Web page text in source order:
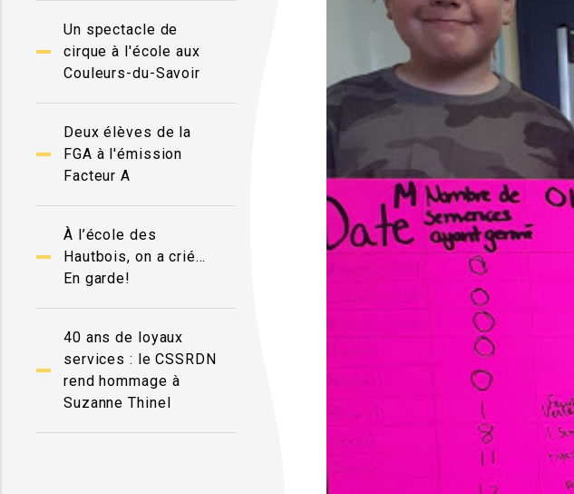
Un spectacle de
cirque à l'école aux
Couleurs-du-Savoir
Deux élèves de la
FGA à l'émission
Facteur A
À l’école des
Hautbois, on a crié…
En garde!
40 ans de loyaux
services : le CSSRDN
rend hommage à
Suzanne Thinel